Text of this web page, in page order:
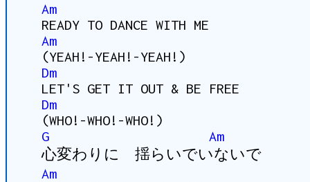
Am
READY TO DANCE WITH ME
Am
(YEAH!-YEAH!-YEAH!)
Dm
LET'S GET IT OUT & BE FREE
Dm
(WHO!-WHO!-WHO!)
G
Am
心変わりに 揺らいでいないで
Am